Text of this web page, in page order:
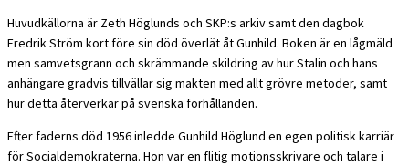
Huvudkällorna är Zeth Höglunds och SKP:s arkiv samt den dagbok
Fredrik Ström kort före sin död överlät åt Gunhild. Boken är en lågmäld
men samvetsgrann och skrämmande skildring av hur Stalin och hans
anhängare gradvis tillvällar sig makten med allt grövre metoder, samt
hur detta återverkar på svenska förhållanden.
Efter faderns död 1956 inledde Gunhild Höglund en egen politisk karriär
för Socialdemokraterna. Hon var en flitig motionsskrivare och talare i